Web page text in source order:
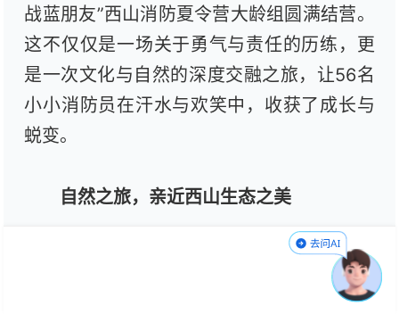
战蓝朋友”西山消防夏令营大龄组圆满结营。
这不仅仅是一场关于勇气与责任的历练，更
是一次文化与自然的深度交融之旅，让56名
小小消防员在汗水与欢笑中，收获了成长与
蜕变。
自然之旅，亲近西山生态之美